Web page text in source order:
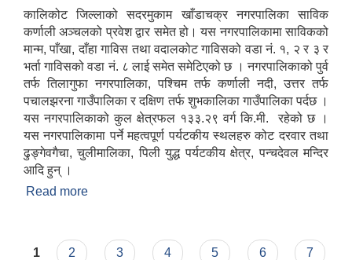
कालिकोट जिल्लाको सदरमुकाम खाँडाचक्र नगरपालिका साविक
कर्णाली अञ्चलको प्रवेश द्वार समेत हो। यस नगरपालिकामा साविकको
मान्म, पाँखा, दाँहा गाविस तथा वदालकोट गाविसको वडा नं. १, २ र ३ र
भर्ता गाविसको वडा नं. ८ लाई समेत समेटिएको छ । नगरपालिकाको पुर्व
तर्फ तिलागुफा नगरपालिका, पश्चिम तर्फ कर्णाली नदी, उत्तर तर्फ
पचालझरना गाउँपालिका र दक्षिण तर्फ शुभकालिका गाउँपालिका पर्दछ ।
यस नगरपालिकाको कुल क्षेत्रफल १३३.२९ वर्ग कि.मी. रहेको छ ।
यस नगरपालिकामा पर्ने महत्वपूर्ण पर्यटकीय स्थलहरु कोट दरवार तथा
ढुङ्गेवगैचा, चुलीमालिका, पिली युद्ध पर्यटकीय क्षेत्र, पन्चदेवल मन्दिर
आदि हुन् ।
Read more
Pages
1 2 3 4 5 6
7